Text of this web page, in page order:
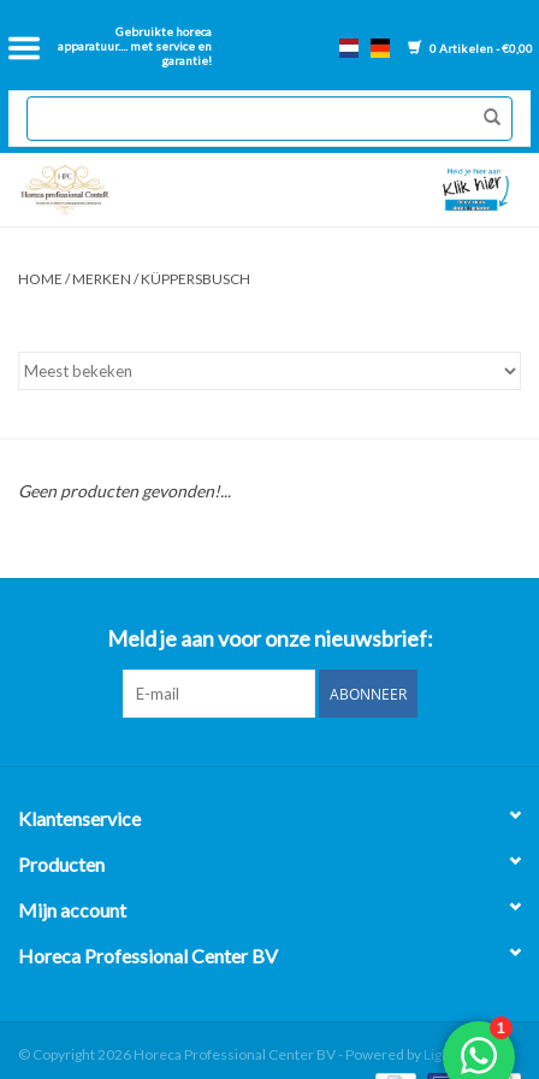
Gebruikte horeca
apparatuur.... met service en
garantie!
0 Artikelen - €0,00
Home
2dehands Horeca
Nieuwe apparatuur
Onderdelen bakwanden
Over ons
HOME /MERKEN /KÜPPERSBUSCH
Geen producten gevonden!...
Meld je aan voor onze nieuwsbrief:
ABONNEER
Klantenservice
Producten
Mijn account
Horeca Professional Center BV
© Copyright 2026 Horeca Professional Center BV - Powered by Lightspeed